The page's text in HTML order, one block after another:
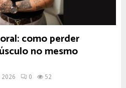
como perder
no mesmo
2026 0 52